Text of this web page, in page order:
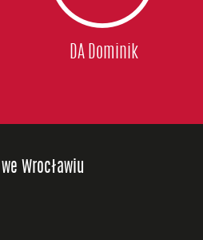
DA Dominik
Wrocławiu